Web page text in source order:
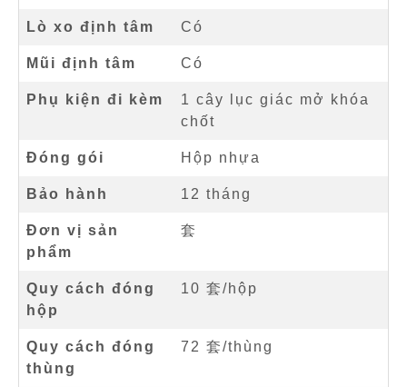
Lò xo định tâm Có
Mũi định tâm Có
Phụ kiện đi kèm
1 cây lục giác mở khóa
chốt
Đóng gói Hộp nhựa
Bảo hành 12 tháng
Đơn vị sản
phẩm
套
Quy cách đóng
hộp
10 套/hộp
Quy cách đóng
thùng
72 套/thùng